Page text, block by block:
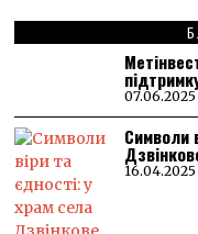
07.06.2025
Символи
16.04.2025